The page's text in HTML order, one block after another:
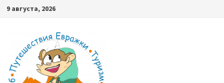
Перейти
содержимому
9 августа, 2026